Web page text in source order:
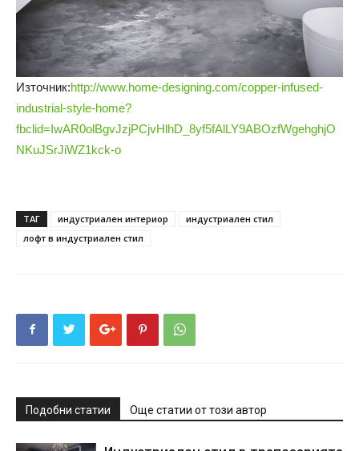
Източник:http://www.home-designing.com/copper-infused-
industrial-style-home?
fbclid=IwAR0olBgvJzjPCjvHlhD_8yf5fAlLY9ABOzfWgehghjO
NKuJSrJiWZ1kck-o
ТАГ индустриален интериор
индустриален стил
лофт в индустриален стил
Подобни статии Още статии от този автор